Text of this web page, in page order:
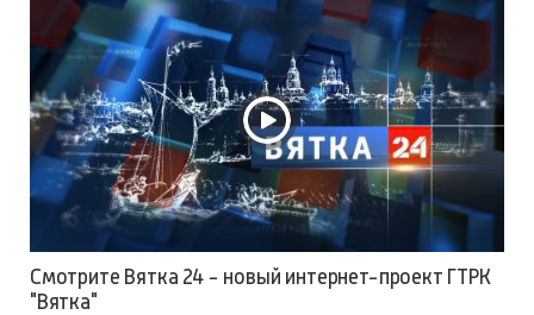
Смотрите Вятка 24 - новый интернет-проект ГТРК
"Вятка"